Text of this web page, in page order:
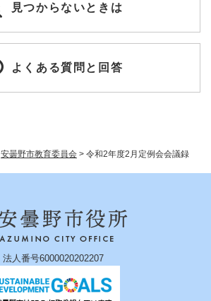
安曇野市教育委員会 > 令和2年度2月定例会会議録
見つからないときは
よくある質問と回答
法人番号6000020202207